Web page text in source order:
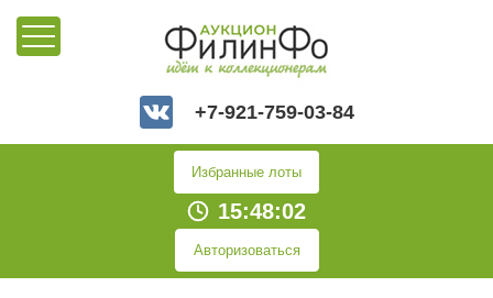
+7-921-759-03-84
Избранные лоты
15:48:03
Авторизоваться